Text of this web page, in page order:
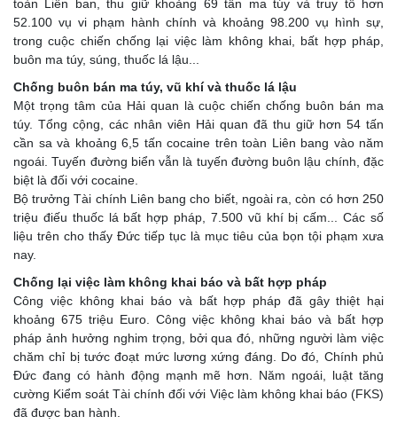
toàn Liên ban, thu giữ khoảng 69 tấn ma túy và truy tố hơn
52.100 vụ vi phạm hành chính và khoảng 98.200 vụ hình sự,
trong cuộc chiến chống lại việc làm không khai, bất hợp pháp,
buôn ma túy, súng, thuốc lá lậu...
Chống buôn bán ma túy, vũ khí và thuốc lá lậu
Một trọng tâm của Hải quan là cuộc chiến chống buôn bán ma
túy. Tổng cộng, các nhân viên Hải quan đã thu giữ hơn 54 tấn
cần sa và khoảng 6,5 tấn cocaine trên toàn Liên bang vào năm
ngoái. Tuyến đường biển vẫn là tuyến đường buôn lậu chính, đặc
biệt là đối với cocaine.
Bộ trưởng Tài chính Liên bang cho biết, ngoài ra, còn có hơn 250
triệu điếu thuốc lá bất hợp pháp, 7.500 vũ khí bị cấm... Các số
liệu trên cho thấy Đức tiếp tục là mục tiêu của bọn tội phạm xưa
nay.
Chống lại việc làm không khai báo và bất hợp pháp
Công việc không khai báo và bất hợp pháp đã gây thiệt hại
khoảng 675 triệu Euro. Công việc không khai báo và bất hợp
pháp ảnh hưởng nghim trọng, bởi qua đó, những người làm việc
chăm chỉ bị tước đoạt mức lương xứng đáng. Do đó, Chính phủ
Đức đang có hành động mạnh mẽ hơn. Năm ngoái, luật tăng
cường Kiểm soát Tài chính đối với Việc làm không khai báo (FKS)
đã được ban hành.